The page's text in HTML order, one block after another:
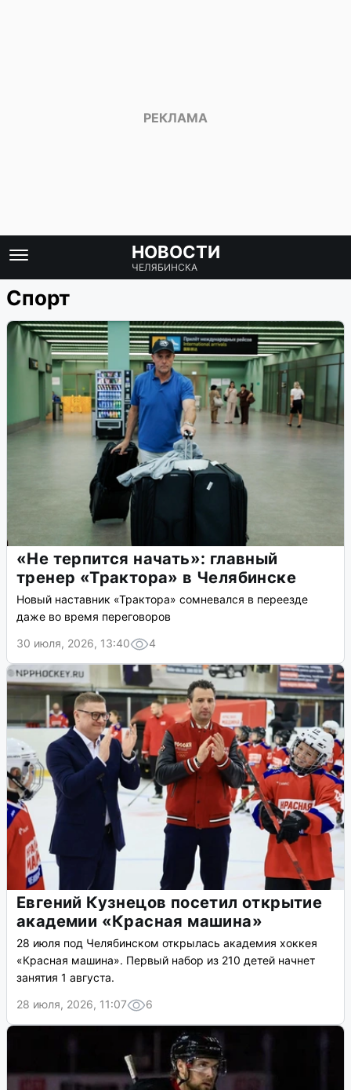
НОВОСТИ
ЧЕЛЯБИНСКА
Спорт
«Не терпится начать»: главный
тренер «Трактора» в Челябинске
Новый наставник «Трактора» сомневался в переезде
даже во время переговоров
30 июля, 2026, 13:40
4
Евгений Кузнецов посетил открытие
академии «Красная машина»
28 июля под Челябинском открылась академия хоккея
«Красная машина». Первый набор из 210 детей начнет
занятия 1 августа.
28 июля, 2026, 11:07
6